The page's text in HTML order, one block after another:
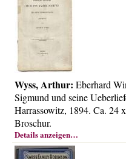
AGB
Widerrufsrecht
Datenschutz
Wyss, Arthur: Eberhard
Sigmund und seine
Harrassowitz, 1894. Ca. 24
Broschur.
Details anzeigen…